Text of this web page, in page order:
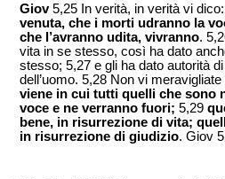
Giov5,25 In verità, in verità vi dico:
venuta, che i morti udranno la
che l’avranno udita, vivranno.
vita in se stesso, così ha dato
stesso; 5,27 e gli ha dato autorità
dell’uomo. 5,28 Non vi meravigliate
viene in cui tutti quelli che sono
voce e ne verranno fuori; 5,29
bene, in risurrezione di vita;
in risurrezione di giudizio. Giov